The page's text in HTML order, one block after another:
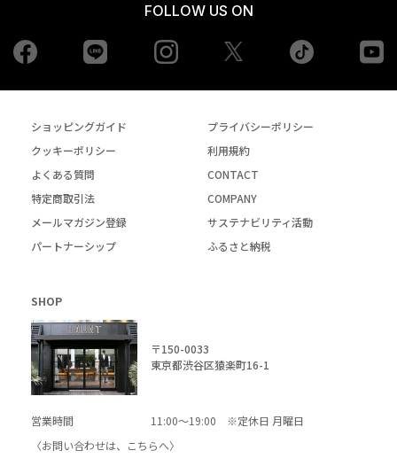
FOLLOW US ON
Facebook Instagram tiktok
ショッピングガイド
プライバシーポリシー
クッキーポリシー
利用規約
よくある質問
CONTACT
特定商取引法
COMPANY
メールマガジン登録
サステナビリティ活動
パートナーシップ
ふるさと納税
SHOP
〒150-0033
東京都渋谷区猿楽町16-1
営業時間
11:00～19:00 ※定休日 月曜日
〈お問い合わせは、
こちらへ〉